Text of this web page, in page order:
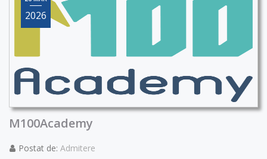
M100Academy
2026
Postat de: Admitere